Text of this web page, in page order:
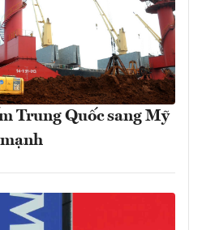
Trung Quốc sang Mỹ